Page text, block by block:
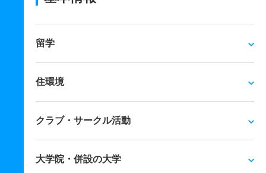
留学
住環境
クラブ・サークル活動
大学院・併設の大学